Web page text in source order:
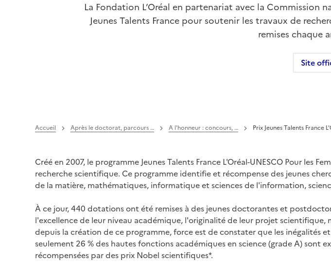
La Fondation L’Oréal en partenariat avec la Commission
Jeunes Talents France pour soutenir les travaux de
remises chaque
Site
Accueil Après le doctorat, parcours … A l'honneur : concours, … Prix Jeunes Talents France
Créé en 2007, le programme Jeunes Talents France L'Oréal-UNESCO Pour les
recherche scientifique. Ce programme identifie et récompense des jeunes
de la matière, mathématiques, informatique et sciences de l'information,
À ce jour, 440 dotations ont été remises à des jeunes doctorantes et
l'excellence de leur niveau académique, l'originalité de leur projet
depuis la création de ce programme, force est de constater que les inégalités
seulement 26 % des hautes fonctions académiques en science (grade A) sont
récompensées par des prix Nobel scientifiques*.